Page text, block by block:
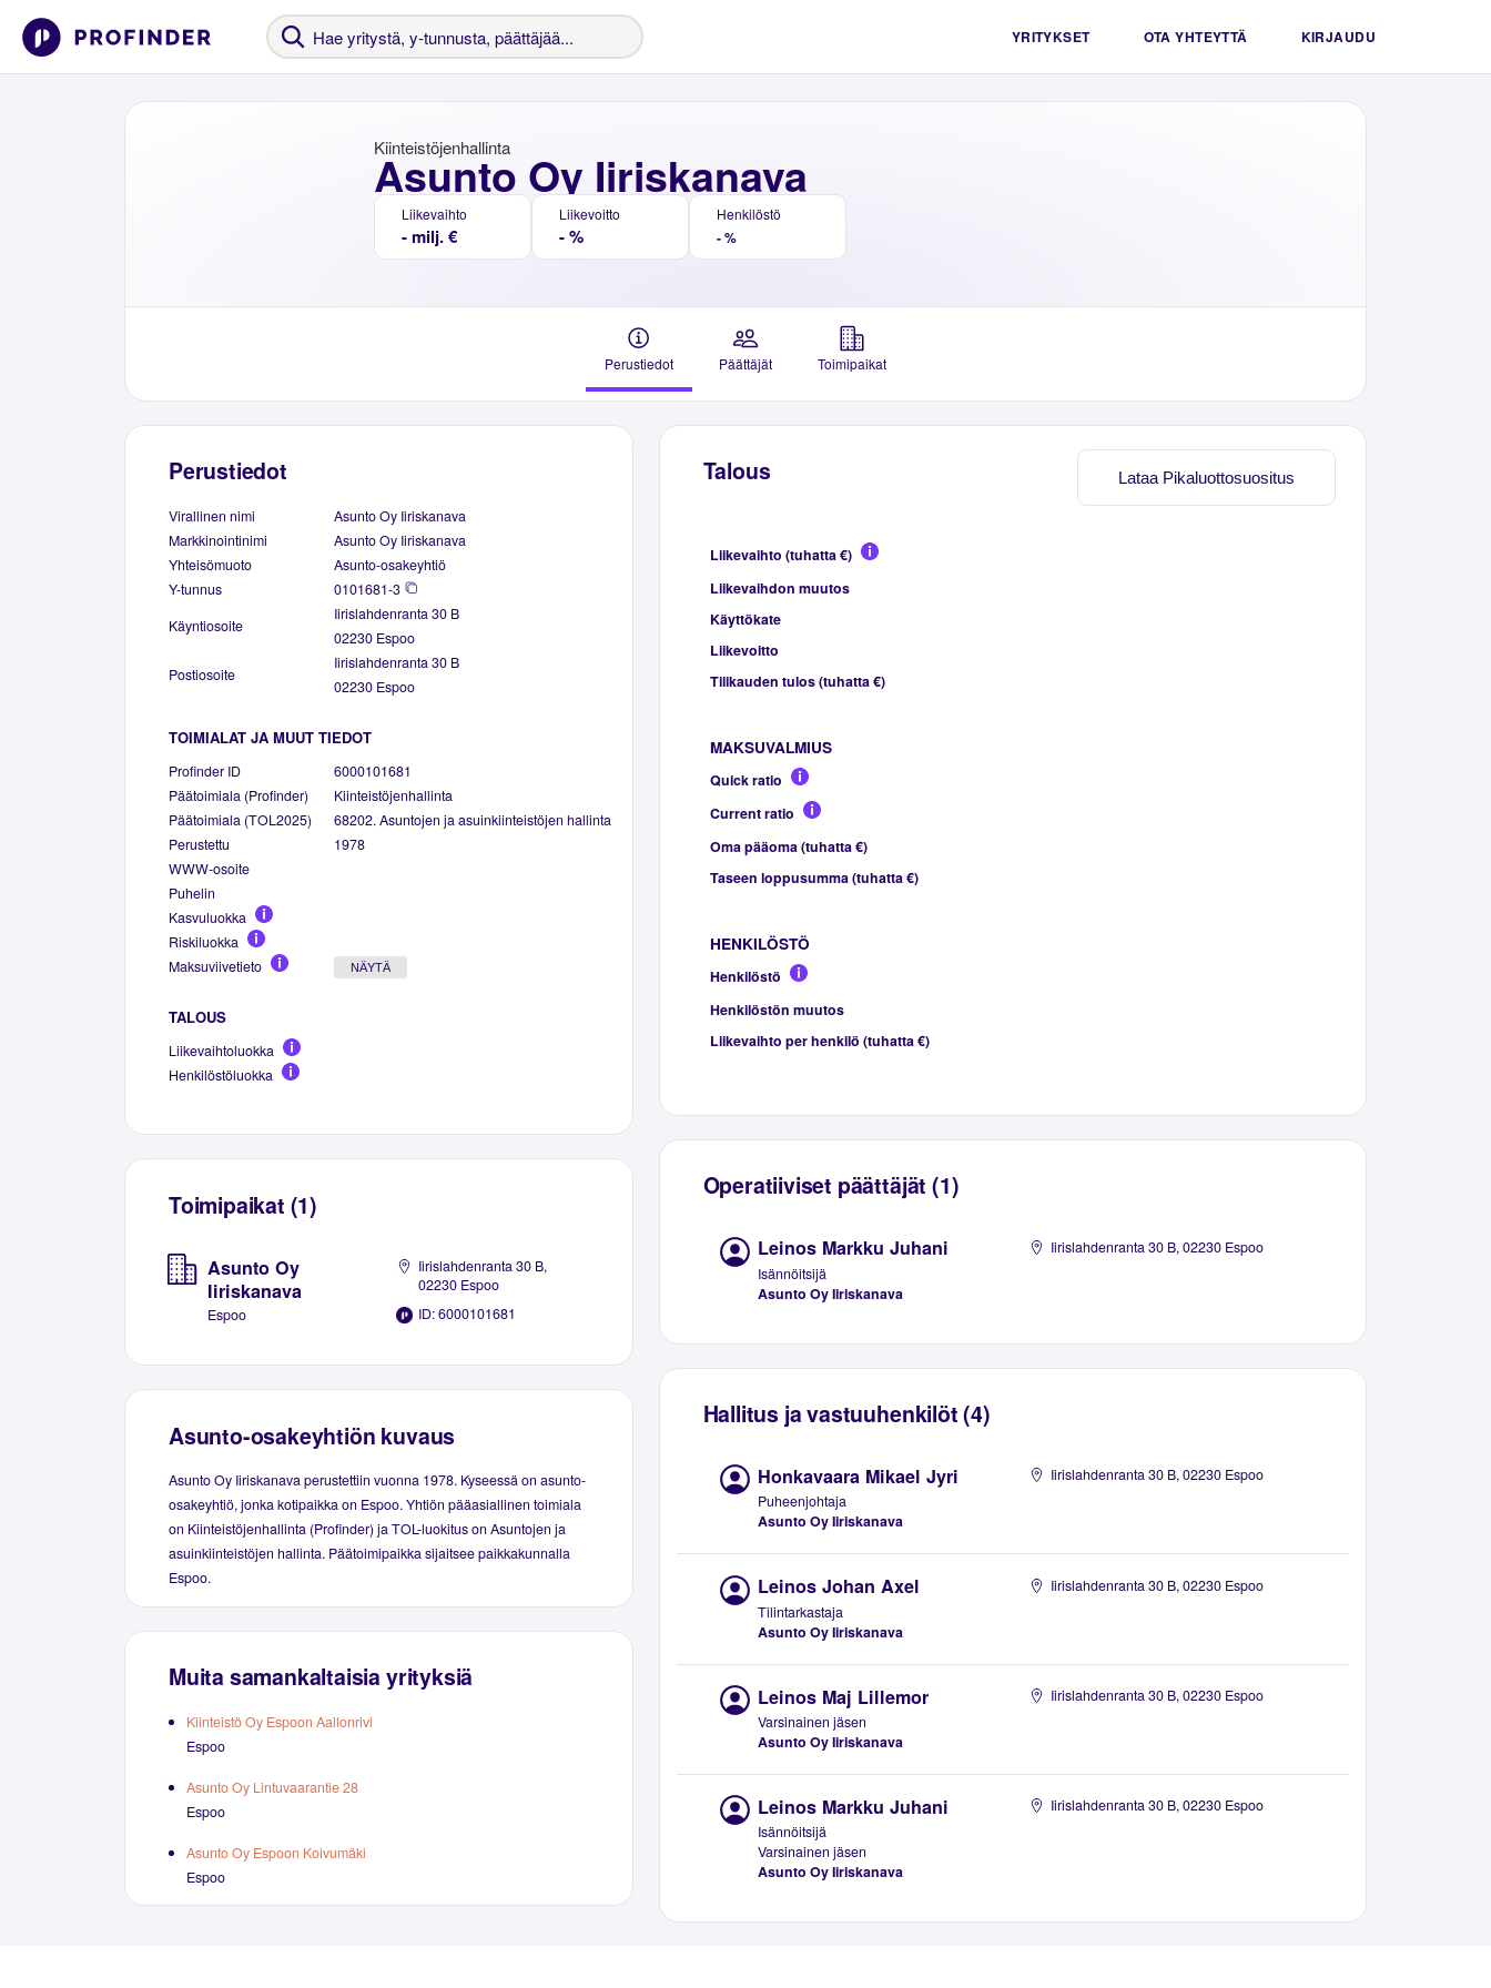
YRITYKSET OTA YHTEYTTÄ KIRJAUDU
Asunto Oy Iiriskanava
Kiinteistöjenhallinta
Liikevaihto
- milj. €
Liikevoitto
- %
Henkilöstö
- %
Perustiedot Päättäjät Toimipaikat
Perustiedot
Virallinen nimi
Asunto Oy Iiriskanava
Markkinointinimi
Asunto Oy Iiriskanava
Yhteisömuoto
Asunto-osakeyhtiö
Y-tunnus
0101681-3
Käyntiosoite
Iirislahdenranta 30 B
02230 Espoo
Postiosoite
Iirislahdenranta 30 B
02230 Espoo
TOIMIALAT JA MUUT TIEDOT
Profinder ID
6000101681
Päätoimiala (Profinder)
Kiinteistöjenhallinta
Päätoimiala (TOL2025)
68202. Asuntojen ja asuinkiinteistöjen hallinta
Perustettu
1978
WWW-osoite
Puhelin
Kasvuluokka
Riskiluokka
Maksuviivetieto
NÄYTÄ
TALOUS
Liikevaihtoluokka
Henkilöstöluokka
Toimipaikat (1)
Asunto Oy
Iiriskanava
Espoo
Iirislahdenranta 30 B,
02230 Espoo
ID: 6000101681
Asunto-osakeyhtiön kuvaus
Asunto Oy Iiriskanava perustettiin vuonna 1978. Kyseessä on asunto-
osakeyhtiö, jonka kotipaikka on Espoo. Yhtiön pääasiallinen toimiala
on Kiinteistöjenhallinta (Profinder) ja TOL-luokitus on Asuntojen ja
asuinkiinteistöjen hallinta. Päätoimipaikka sijaitsee paikkakunnalla
Espoo.
Muita samankaltaisia yrityksiä
Kiinteistö Oy Espoon Aallonrivi
Espoo
Asunto Oy Lintuvaarantie 28
Espoo
Asunto Oy Espoon Koivumäki
Espoo
Lataa Pikaluottosuositus
Talous
Liikevaihto (tuhatta €)
Liikevaihdon muutos
Käyttökate
Liikevoitto
Tilikauden tulos (tuhatta €)
MAKSUVALMIUS
Quick ratio
Current ratio
Oma pääoma (tuhatta €)
Taseen loppusumma (tuhatta €)
HENKILÖSTÖ
Henkilöstö
Henkilöstön muutos
Liikevaihto per henkilö (tuhatta €)
Operatiiviset päättäjät (1)
Leinos Markku Juhani
Isännöitsijä
Asunto Oy Iiriskanava
Iirislahdenranta 30 B, 02230 Espoo
Hallitus ja vastuuhenkilöt (4)
Honkavaara Mikael Jyri
Puheenjohtaja
Asunto Oy Iiriskanava
Iirislahdenranta 30 B, 02230 Espoo
Leinos Johan Axel
Tilintarkastaja
Asunto Oy Iiriskanava
Iirislahdenranta 30 B, 02230 Espoo
Leinos Maj Lillemor
Varsinainen jäsen
Asunto Oy Iiriskanava
Iirislahdenranta 30 B, 02230 Espoo
Leinos Markku Juhani
Isännöitsijä
Varsinainen jäsen
Asunto Oy Iiriskanava
Iirislahdenranta 30 B, 02230 Espoo